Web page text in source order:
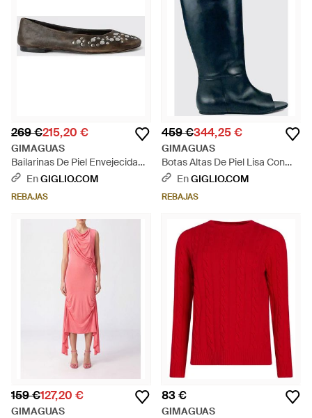
269 €215,20 €
GIMAGUAS
Bailarinas De Piel Envejecida
Con Aplicación De Tachuelas -
EnGIGLIO.COM
REBAJAS
459 €344,25 €
GIMAGUAS
Botas Altas De Piel Lisa Con
Puntera Abierta Y Tacón Bajo -
EnGIGLIO.COM
REBAJAS
159 €127,20 €
GIMAGUAS
83 €
GIMAGUAS